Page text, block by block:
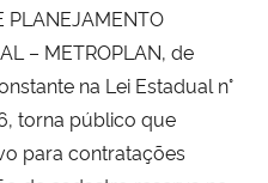
e Comunicações
PLANEJAMENTO
– METROPLAN, de
na Lei Estadual n°
torna público que
para contratações